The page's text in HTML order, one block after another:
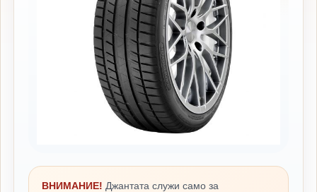
ВНИМАНИЕ! Джантата служи само за